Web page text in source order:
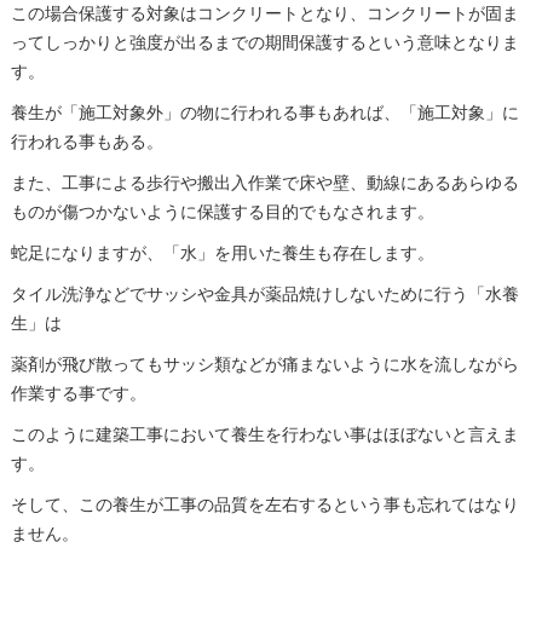
この場合保護する対象はコンクリートとなり、コンクリートが固ま
ってしっかりと強度が出るまでの期間保護するという意味となりま
す。
養生が「施工対象外」の物に行われる事もあれば、「施工対象」に
行われる事もある。
また、工事による歩行や搬出入作業で床や壁、動線にあるあらゆる
ものが傷つかないように保護する目的でもなされます。
蛇足になりますが、「水」を用いた養生も存在します。
タイル洗浄などでサッシや金具が薬品焼けしないために行う「水養
生」は
薬剤が飛び散ってもサッシ類などが痛まないように水を流しながら
作業する事です。
このように建築工事において養生を行わない事はほぼないと言えま
す。
そして、この養生が工事の品質を左右するという事も忘れてはなり
ません。